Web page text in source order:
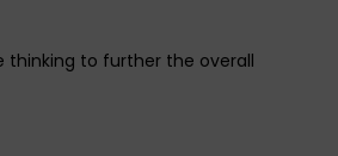
thinking to further the overall